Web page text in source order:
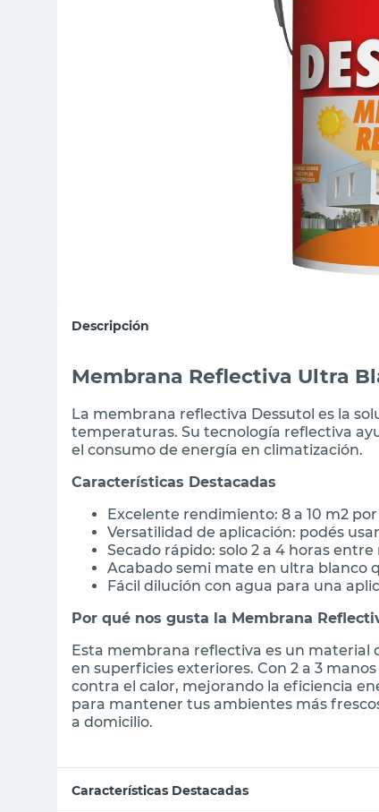
Descripción
Membrana Reflectiva Ultra
La membrana reflectiva Dessutol es la
temperaturas. Su tecnología reflectiva
el consumo de energía en climatización.
Características Destacadas
Excelente rendimiento: 8 a 10 m2
Versatilidad de aplicación: podés
Secado rápido: solo 2 a 4 horas
Acabado semi mate en ultra blanco
Fácil dilución con agua para una
Por qué nos gusta la Membrana
Esta membrana reflectiva es un material
en superficies exteriores. Con 2 a 3
contra el calor, mejorando la eficiencia
para mantener tus ambientes más
a domicilio.
Características Destacadas